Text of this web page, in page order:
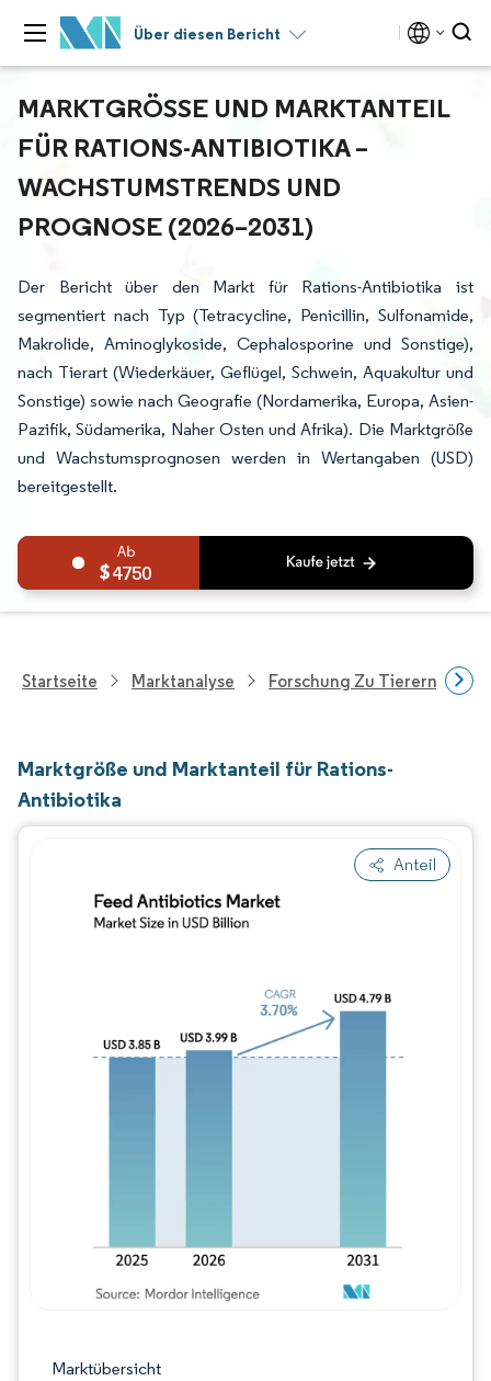
Über diesen Bericht
MARKTGRÖSSE UND MARKTANTEIL F
ÜR RATIONS-ANTIBIOTIKA – W
ACHSTUMSTRENDS UND P
ROGNOSE (2026–2031)
Der Bericht über den Markt für Rations-Antibiotika ist
segmentiert nach Typ (Tetracycline, Penicillin, Sulfonamide,
Makrolide, Aminoglykoside, Cephalosporine und Sonstige),
nach Tierart (Wiederkäuer, Geflügel, Schwein, Aquakultur und
Sonstige) sowie nach Geografie (Nordamerika, Europa, Asien-
Pazifik, Südamerika, Naher Osten und Afrika). Die Marktgröße
und Wachstumsprognosen werden in Wertangaben (USD)
bereitgestellt.
4750
Startseite Marktanalyse Forschung Zu
Marktgröße und Marktanteil für Rations-
Antibiotika
Anteil
Marktübersicht